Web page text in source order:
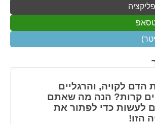
הדם לקויה, והרגליים
קרות? הנה מה שאתם
לעשות כדי לפתור את
הזו!